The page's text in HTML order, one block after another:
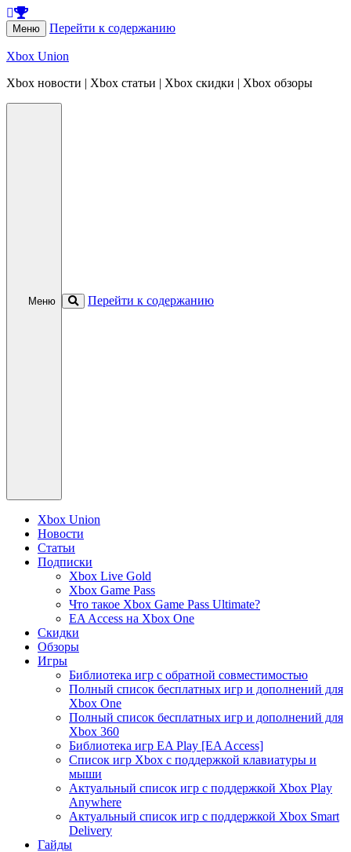
Меню Перейти к содержанию
Xbox Union
Xbox новости | Xbox статьи | Xbox скидки | Xbox обзоры
Меню Перейти к содержанию
Xbox Union
Новости
Статьи
Подписки
Xbox Live Gold
Xbox Game Pass
Что такое Xbox Game Pass Ultimate?
EA Access на Xbox One
Скидки
Обзоры
Игры
Библиотека игр с обратной совместимостью
Полный список бесплатных игр и дополнений для
Xbox One
Полный список бесплатных игр и дополнений для
Xbox 360
Библиотека игр EA Play [EA Access]
Список игр Xbox c поддержкой клавиатуры и
мыши
Актуальный список игр с поддержкой Xbox Play
Anywhere
Актуальный список игр с поддержкой Xbox Smart
Delivery
Гайды